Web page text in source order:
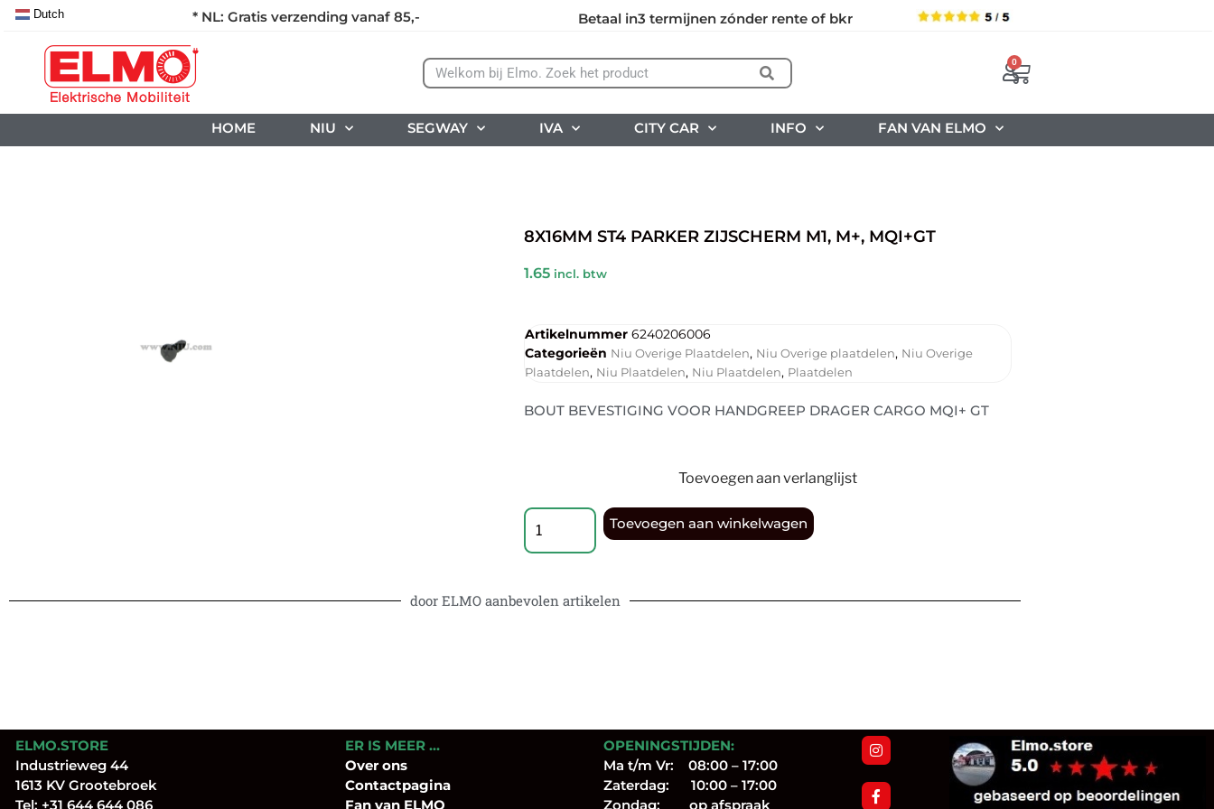
* NL: Gratis verzending vanaf 85,- Betaal in3 termijnen zónder rente of bkr
Dutch
0
HOME NIU SEGWAY IVA CITY CAR INFO FAN VAN ELMO
8X16MM ST4 PARKER ZIJSCHERM M1, M+, MQI+GT
1.65 incl. btw
Artikelnummer 6240206006
Categorieën Niu Overige Plaatdelen, Niu Overige plaatdelen, Niu Overige
Plaatdelen, Niu Plaatdelen, Niu Plaatdelen, Plaatdelen
BOUT BEVESTIGING VOOR HANDGREEP DRAGER CARGO MQI+ GT
Toevoegen aan verlanglijst
Toevoegen aan winkelwagen
door ELMO aanbevolen artikelen
ELMO.STORE
Industrieweg 44
1613 KV Grootebroek
Tel: +31 644 644 086
ER IS MEER …
Over ons
Contactpagina
Fanvan ELMO
OPENINGSTIJDEN:
Ma t/m Vr: 08:00 – 17:00
Zaterdag: 10:00 – 17:00
Zondag: op afspraak